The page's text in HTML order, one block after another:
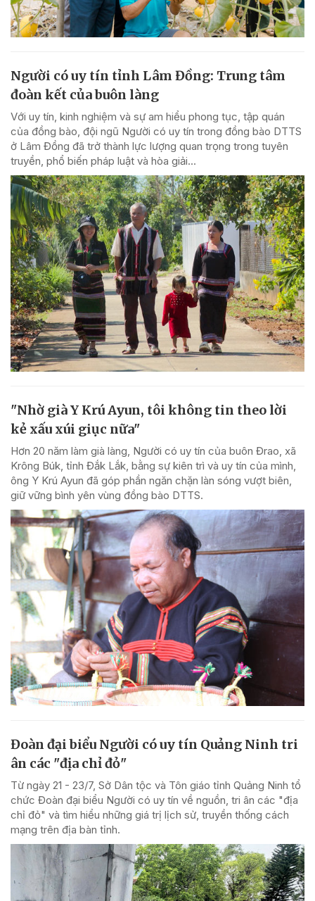
Người có uy tín tỉnh Lâm Đồng: Trung tâm
đoàn kết của buôn làng
Với uy tín, kinh nghiệm và sự am hiểu phong tục, tập quán
của đồng bào, đội ngũ Người có uy tín trong đồng bào DTTS
ở Lâm Đồng đã trở thành lực lượng quan trọng trong tuyên
truyền, phổ biến pháp luật và hòa giải...
"Nhờ già Y Krú Ayun, tôi không tin theo lời
kẻ xấu xúi giục nữa"
Hơn 20 năm làm già làng, Người có uy tín của buôn Đrao, xã
Krông Búk, tỉnh Đắk Lắk, bằng sự kiên trì và uy tín của mình,
ông Y Krú Ayun đã góp phần ngăn chặn làn sóng vượt biên,
giữ vững bình yên vùng đồng bào DTTS.
Đoàn đại biểu Người có uy tín Quảng Ninh tri
ân các "địa chỉ đỏ"
Từ ngày 21 - 23/7, Sở Dân tộc và Tôn giáo tỉnh Quảng Ninh tổ
chức Đoàn đại biểu Người có uy tín về nguồn, tri ân các "địa
chỉ đỏ" và tìm hiểu những giá trị lịch sử, truyền thống cách
mạng trên địa bàn tỉnh.